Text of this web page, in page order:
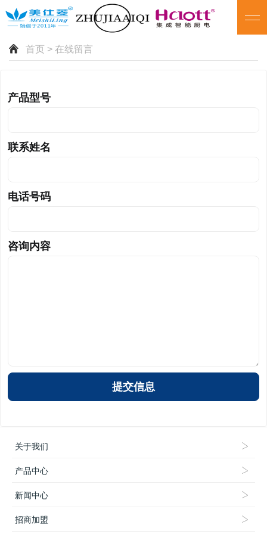
首页 > 在线留言
产品型号
联系姓名
电话号码
咨询内容
关于我们
产品中心
新闻中心
招商加盟